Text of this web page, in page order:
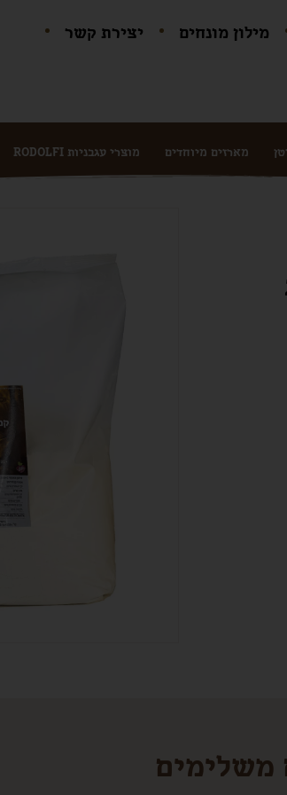
מילון מונחים
יצירת קשר
מארזים מיוחדים מוצרי עגבניות RODOLFI
משלימים